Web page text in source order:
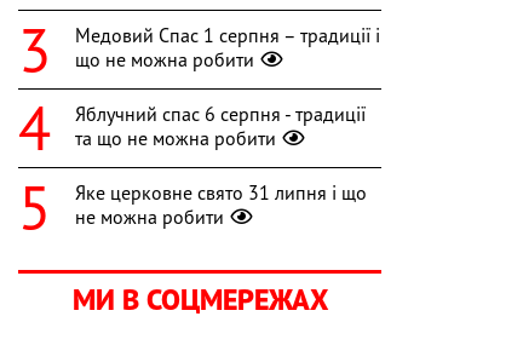
Медовий Спас 1 серпня – традиції і
що не можна робити
Яблучний спас 6 серпня - традиції
та що не можна робити
Яке церковне свято 31 липня і що
не можна робити
МИ В СОЦМЕРЕЖАХ